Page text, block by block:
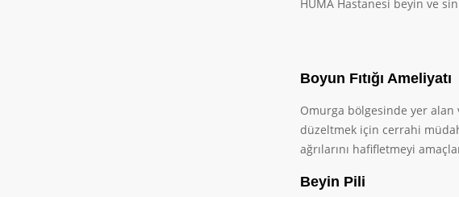
HÜMA Hastanesi beyin ve
Boyun Fıtığı Ameliyatı
Omurga bölgesinde yer alan
düzeltmek için cerrahi
ağrılarını hafifletmeyi
Beyin Pili